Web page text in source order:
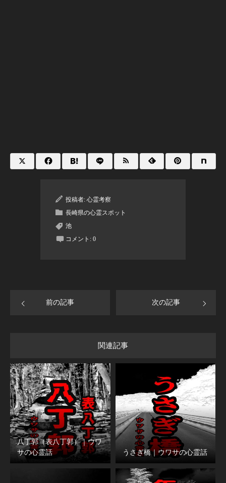
投稿者: 心霊考察
長崎県の心霊スポット
池
コメント: 0
前の記事 次の記事
関連記事
八丁郭（表八丁郭）｜ウワ
サの心霊話
うさぎ橋｜ウワサの心霊話